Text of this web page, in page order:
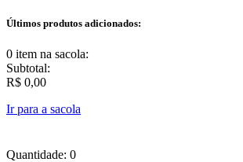
Últimos produtos adicionados:
0 item na sacola:
Subtotal:
R$ 0,00
Ir para a sacola
Quantidade: 0